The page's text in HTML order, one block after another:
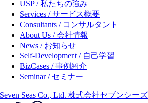
USP / 私たちの強み
Services / サービス概要
Consultants / コンサルタント
About Us / 会社情報
News / お知らせ
Self-Development / 自己学習
BizCases / 事例紹介
Seminar / セミナー
Seven Seas Co., Ltd. 株式会社セブンシーズ